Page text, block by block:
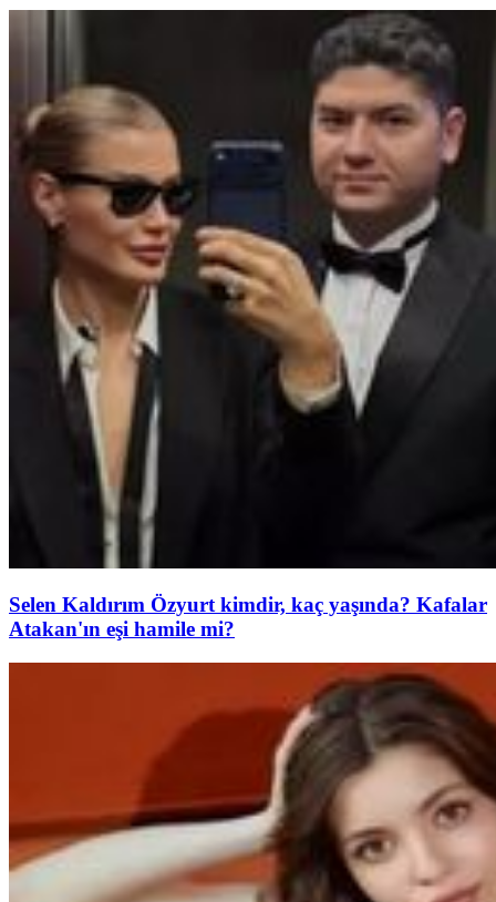
Selen Kaldırım Özyurt kimdir, kaç yaşında? Kafalar
Atakan'ın eşi hamile mi?